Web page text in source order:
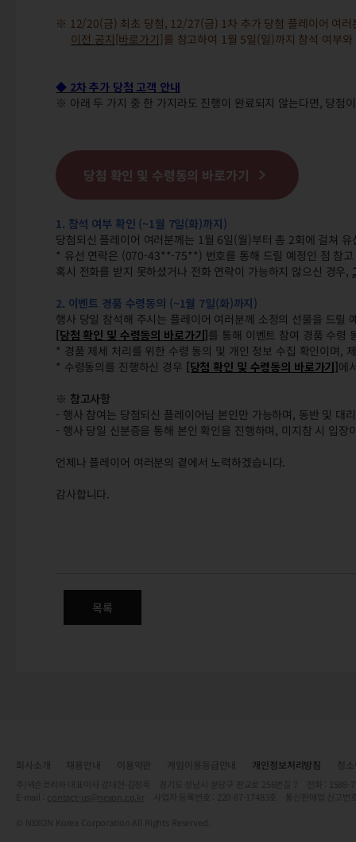
※ 12/20(금) 최초 당첨, 12/27(금) 1차 추가 당첨 플레이어 여
이전 공지[바로가기]를 참고하여 1월 5일(일)까지 참석 여부
◆ 2차 추가 당첨 고객 안내
※ 아래 두 가지 중 한 가지라도 진행이 완료되지 않는다면, 당첨
당첨 확인 및 수령동의 바로가기
1. 참석 여부 확인 (~1월 7일(화)까지)
당첨되신 플레이어 여러분께는 1월 6일(월)부터 총 2회에 걸쳐
* 유선 연락은 (070-43**-75**) 번호를 통해 드릴 예정인 점 참고
혹시 전화를 받지 못하셨거나 전화 연락이 가능하지 않으신 경우,
2. 이벤트 경품 수령동의 (~1월 7일(화)까지)
행사 당일 참석해 주시는 플레이어 여러분께 소정의 선물을 드릴
[당첨 확인 및 수령동의 바로가기]를 통해 이벤트 참여 경품 수령
* 경품 제세 처리를 위한 수령 동의 및 개인 정보 수집 확인이며,
* 수령동의를 진행하신 경우 [당첨 확인 및 수령동의 바로가기]에
※ 참고사항
- 행사 참여는 당첨되신 플레이어님 본인만 가능하며, 동반 및 대
- 행사 당일 신분증을 통해 본인 확인을 진행하며, 미지참 시 입장
언제나 플레이어 여러분의 곁에서 노력하겠습니다.
감사합니다.
목록
개인정보처리방침
contact-us@nexon.co.kr
© NEXON Korea Corporation All Rights Reserved.